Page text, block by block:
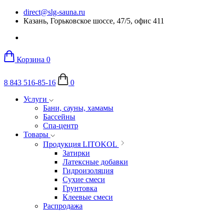
direct@slg-sauna.ru
Казань, Горьковское шоссе, 47/5, офис 411
Корзина 0
8 843 516-85-16
0
Услуги
Бани, сауны, хамамы
Бассейны
Спа-центр
Товары
Продукция LITOKOL
Затирки
Латексные добавки
Гидроизоляция
Сухие смеси
Грунтовка
Клеевые смеси
Распродажа